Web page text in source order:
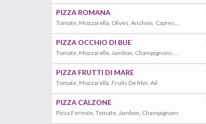
PIZZA ROMANA
Tomate, Mozzarella, Olives, Anchois, Capres, Origan
PIZZA OCCHIO DI BUE
Tomate, Mozzarella, Jambon, Champignons, Oeuf, Origan
PIZZA FRUTTI DI MARE
Tomate, Mozzarella, Fruits De Mer, Ail
PIZZA CALZONE
Pizza Fermée, Tomate, Jambon, Champignons